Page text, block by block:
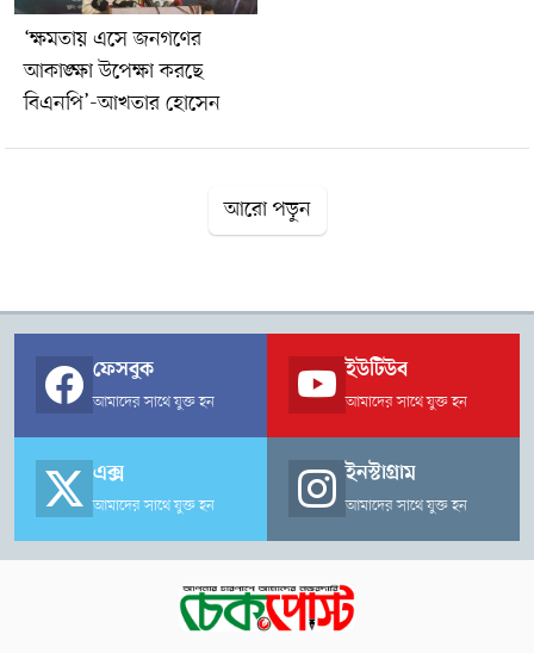
‘ক্ষমতায় এসে জনগণের
আকাঙ্ক্ষা উপেক্ষা করছে
বিএনপি’-আখতার হোসেন
আরো পড়ুন
ফেসবুক
আমাদের সাথে যুক্ত হন
ইউটিউব
আমাদের সাথে যুক্ত হন
এক্স
আমাদের সাথে যুক্ত হন
ইনস্টাগ্রাম
আমাদের সাথে যুক্ত হন